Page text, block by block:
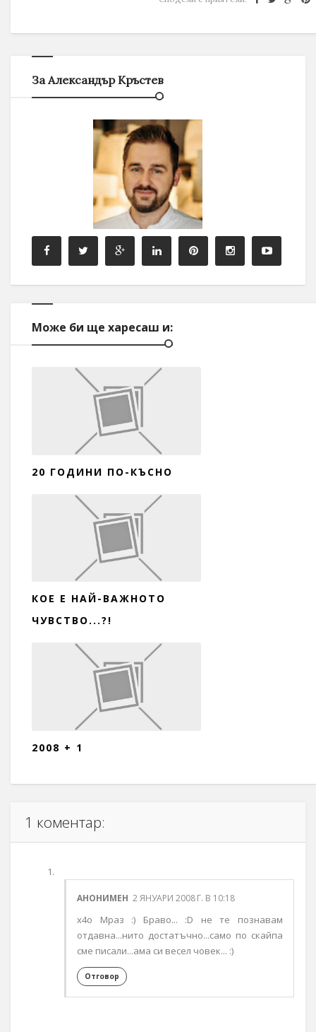
За Александър Кръстев
Може би ще харесаш и:
20 ГОДИНИ ПО-КЪСНО
КОЕ Е НАЙ-ВАЖНОТО
ЧУВСТВО...?!
2008 + 1
1 коментар:
АНОНИМЕН 2 ЯНУАРИ 2008 Г. В 10:18
x4o Мраз :) Браво... :D не те познавам
отдавна...нито достатъчно...само по скайпа
сме писали...ама си весел човек... :)
Отговор